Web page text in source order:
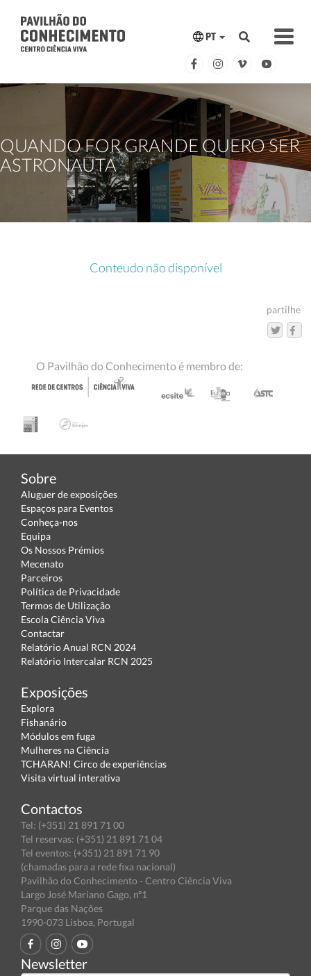
PT
QUANDO FOR GRANDE QUERO SER
ASTRONAUTA
Conteudo não disponível
partilhe
O Pavilhão do Conhecimento é membro de:
Sobre
Aluguer de exposições
Espaços para Eventos
Conheça-nos
Equipa
Os Nossos Prémios
Mecenato
Parceiros
Política de Privacidade
Termos de Utilização
Escola Ciência Viva
Contactar
Relatório Anual RCN 2024
Relatório Intercalar RCN 2025
Exposições
Explora
Fishanário
Módulos em fuga
Mulheres na Ciência
TCHARAN! Circo de experiências
Visita virtual interativa
Contactos
Tel: (+351) 21 891 71 00
Tel reservas: (+351) 21 891 71 04
Tel eventos: (+351) 21 891 71 90
(chamadas para a rede fixa nacional)
Pavilhão do Conhecimento - Centro Ciência Viva
Largo José Mariano Gago, nº1
Parque das Nações
1990-073 Lisboa, Portugal
Newsletter